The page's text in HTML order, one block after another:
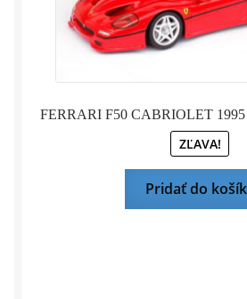
FERRARI F50 CABRIOLET
ZĽAVA!
Pridať do